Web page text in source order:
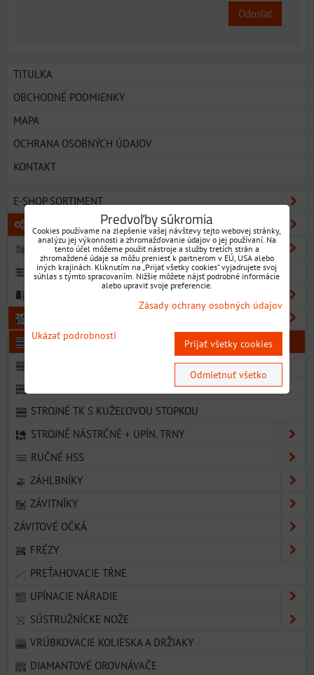
Odoslať
TITULKA
OBCHODNÉ PODMIENKY
MAPA
OCHRANA OSOBNÝCH ÚDAJOV
KONTAKT
E-SHOP SORTIMENT
KOVOOBRÁBACIE NÁSTROJE
VRTÁKY
NAVRTÁVAKY
STROJNÉ HSS S VALCOVOU STOPKOU
STROJNÉ TK S VALCOVOU STOPKOU
STROJNÉ HSS S KUŽEĽOVOU STOPKOU
STROJNÉ TK S KUŽEĽOVOU STOPKOU
STROJNÉ NÁSTRČNÉ + UPÍN. TRNY
RUČNÉ HSS
ZÁHLBNÍKY
ZÁVITNÍKY
ZÁVITOVÉ OČKÁ
FRÉZY
PREŤAHOVACIE TŔNE
UPÍNACIE NÁRADIE
SÚSTRUŽNÍCKE NOŽE
VRÚBKOVACIE KOLIESKA A DRŽIAKY
DIAMANTOVÉ OROVNÁVAČE
Predvoľby súkromia
Cookies používame na zlepšenie vašej návštevy tejto webovej stránky,
analýzu jej výkonnosti a zhromažďovanie údajov o jej používaní. Na
tento účel môžeme použiť nástroje a služby tretích strán a
zhromaždené údaje sa môžu preniesť k partnerom v EÚ, USA alebo
iných krajinách. Kliknutím na „Prijať všetky cookies“ vyjadrujete svoj
súhlas s týmto spracovaním. Nižšie môžete nájsť podrobné informácie
alebo upraviť svoje preferencie.
Zásady ochrany osobných údajov
Ukázať podrobnosti
Prijať všetky cookies
Odmietnuť všetko